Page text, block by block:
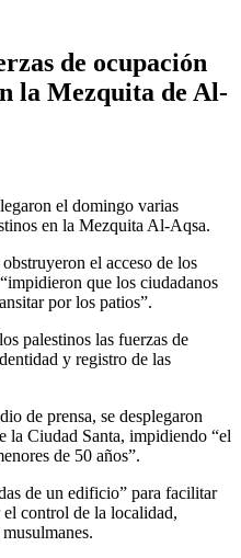
de ocupación
la Mezquita de Al-
el domingo varias
en la Mezquita Al-Aqsa.
el acceso de los
que los ciudadanos
por los patios”.
palestinos las fuerzas de
y registro de las
de prensa, se desplegaron
la Ciudad Santa, impidiendo “el
de 50 años”.
de un edificio” para facilitar
el control de la localidad,